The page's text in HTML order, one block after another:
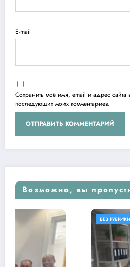
E-mail
Сохранить моё имя, email и адрес сайта
последующих моих комментариев.
Возможно, вы
БЕЗ РУБРИКИ